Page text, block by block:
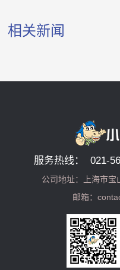
相关新闻
服务热线： 021-
公司地址：上海市
邮箱：